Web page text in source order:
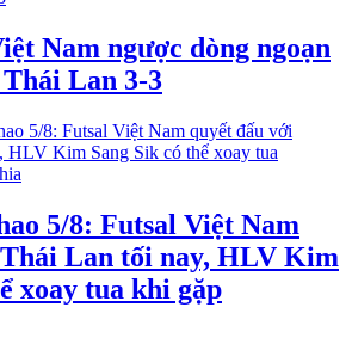
Nam ngược dòng ngoạn
Lan 3-3
5/8: Futsal Việt Nam
Lan tối nay, HLV Kim
xoay tua khi gặp